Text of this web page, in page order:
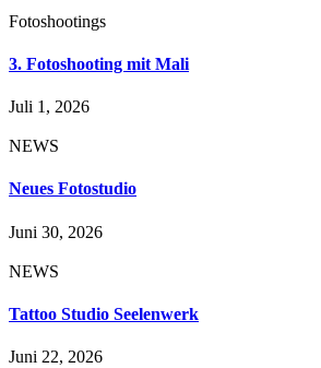
Fotoshootings
3. Fotoshooting mit Mali
Juli 1, 2026
NEWS
Neues Fotostudio
Juni 30, 2026
NEWS
Tattoo Studio Seelenwerk
Juni 22, 2026